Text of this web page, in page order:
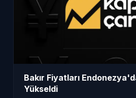
Bakır Fiyatları
Yükseldi